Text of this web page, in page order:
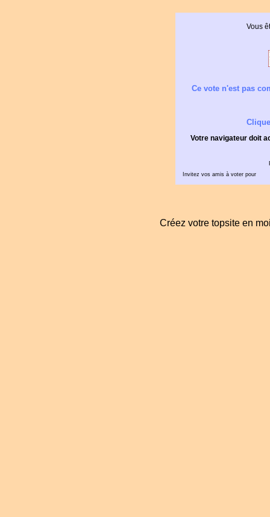
Vous
Ce vote n'est pas
Votre navigateur doit
Invitez vos amis à voter pour
Créez votre topsite en